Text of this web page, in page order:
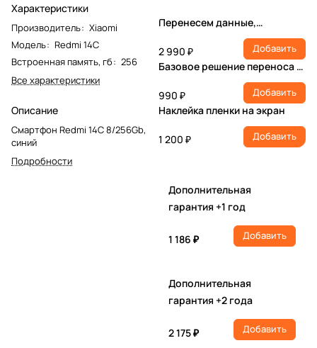
Характеристики
Производитель: Xiaomi
Модель: Redmi 14C
Встроенная память, гб: 256
Все характеристики
Описание
Смартфон Redmi 14C 8/256Gb,
синий
Подробности
Перенесем данные,
настроим учетную запись,
установим ПО
2 990 ₽ Добавить
Базовое решение переноса и
990 ₽
Добавить
Наклейка пленки на экран
1 200 ₽ Добавить
Дополнительная
гарантия +1 год
1 186 ₽ Добавить
Дополнительная
гарантия +2 года
2 175 ₽ Добавить